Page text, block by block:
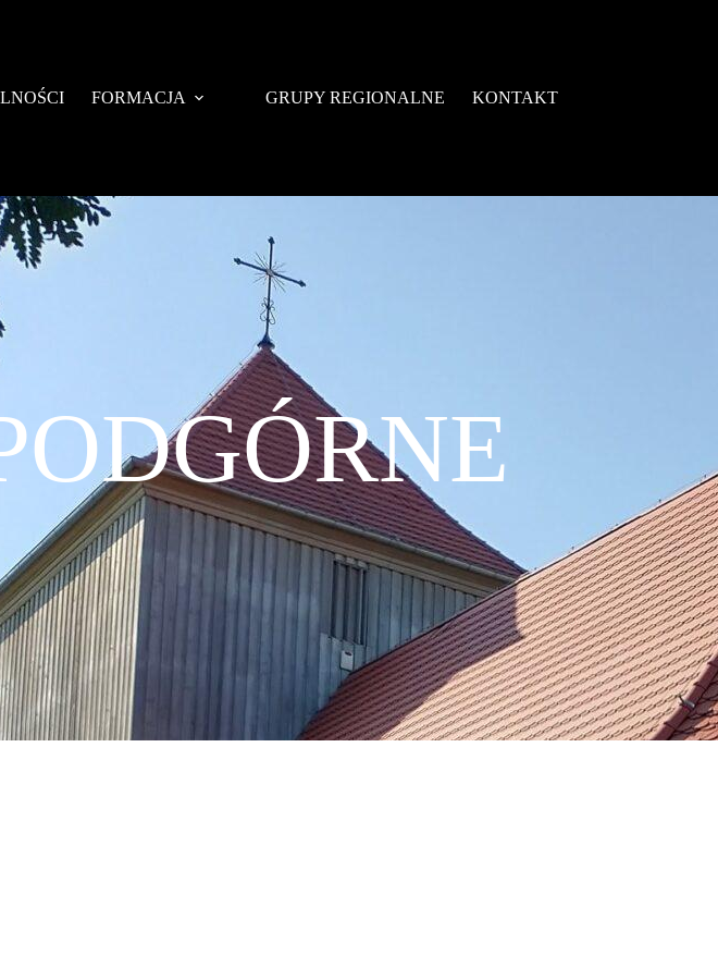
FORMACJA GRUPY REGIONALNE KONTAKT